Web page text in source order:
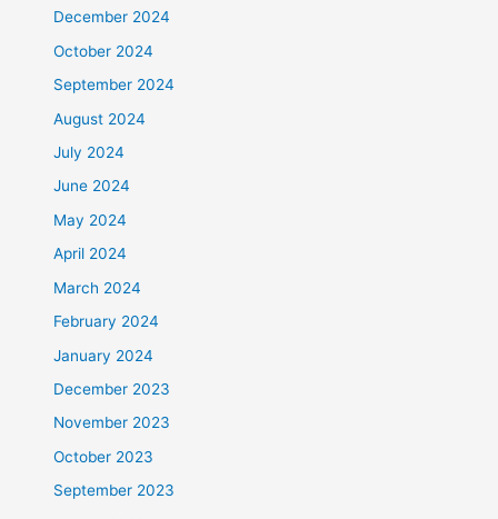
December 2024
October 2024
September 2024
August 2024
July 2024
June 2024
May 2024
April 2024
March 2024
February 2024
January 2024
December 2023
November 2023
October 2023
September 2023